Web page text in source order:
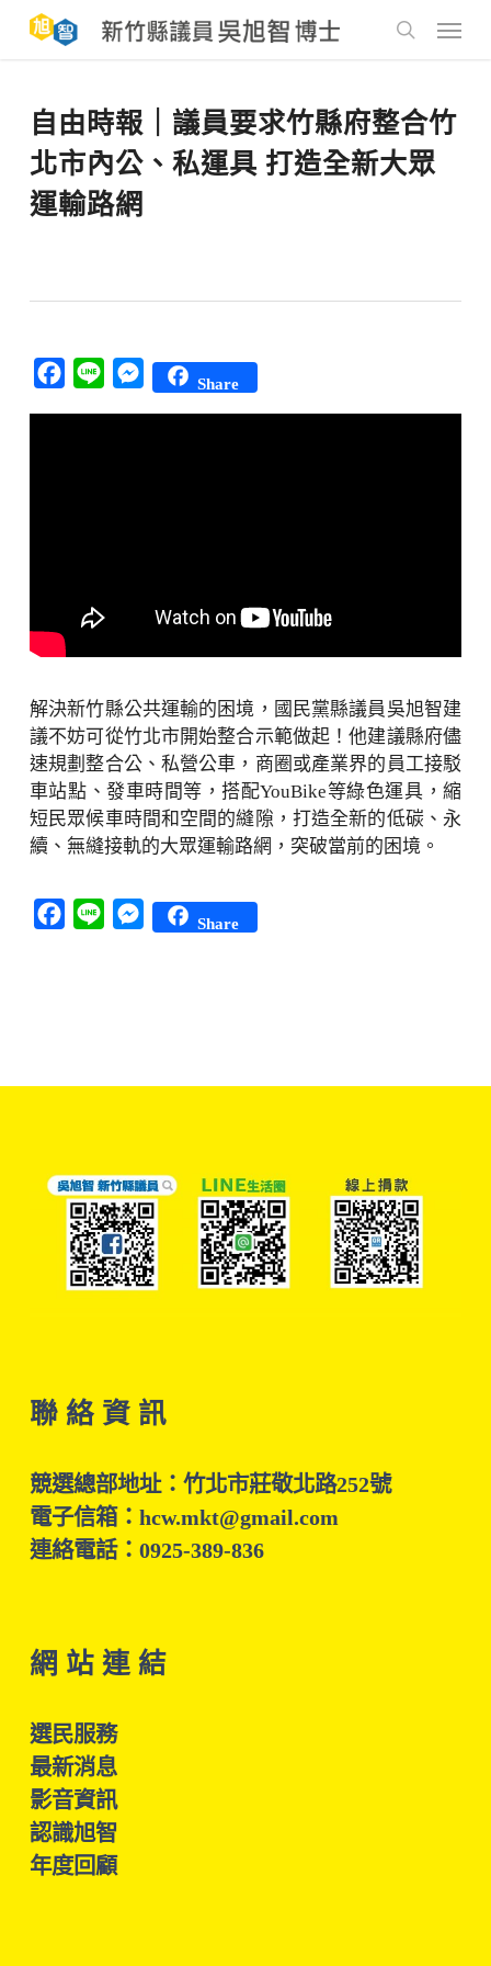
main
Menu
自由時報｜議員要求竹縣府整合竹
北市內公、私運具 打造全新大眾
運輸路網
Facebook
Line Messenger
Share
解決新竹縣公共運輸的困境，國民黨縣議員吳旭智建
議不妨可從竹北市開始整合示範做起！他建議縣府儘
速規劃整合公、私營公車，商圈或產業界的員工接駁
車站點、發車時間等，搭配YouBike等綠色運具，縮
短民眾候車時間和空間的縫隙，打造全新的低碳、永
續、無縫接軌的大眾運輸路網，突破當前的困境。
Facebook
Line Messenger
Share
聯 絡 資 訊
競選總部地址：竹北市莊敬北路252號
電子信箱：hcw.mkt@gmail.com
連絡電話：0925-389-836
網 站 連 結
選民服務
最新消息
影音資訊
認識旭智
年度回顧